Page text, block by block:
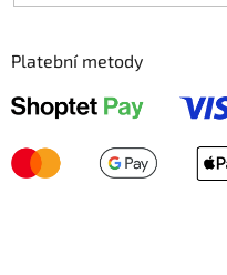
Platební metody